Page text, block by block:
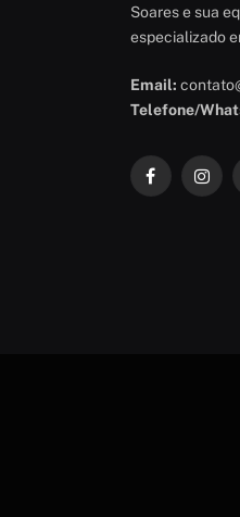
Soares e sua
especializado
Email:
Telefone/
Facebook